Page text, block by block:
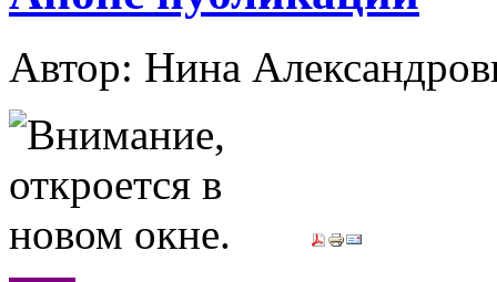
Автор: Нина